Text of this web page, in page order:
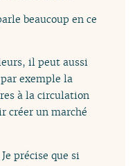
beaucoup en ce
il peut aussi
exemple la
à la circulation
créer un marché
Je précise que si